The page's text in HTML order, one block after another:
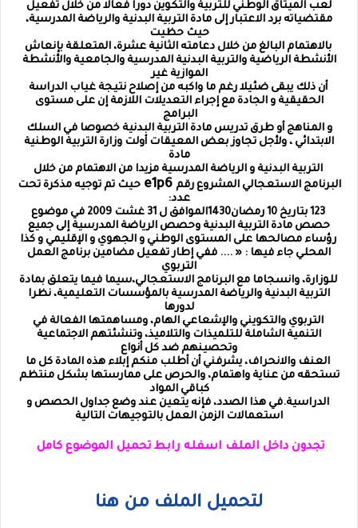
لعب الميثاق الوطني للتربية والتكوين دورا فعالا من خلال تفعيل
مقتضياته برد الاعتبار إلى مادة التربية البدنية والرياضة المدرسية،
حيث حظيت
بالاهتمام البالغ من خلال دعامته الثانية عشرة، المتعلقة بإنعاش
الأنشطة الرياضية والتربية البدنية المدرسية والجامعية والأنشطة
الموازية غير
أن ذلك يبقى ضئيلا رغم ما واكبه من إصلاح نتيجة غياب الدراسة
الحقيقية و الجادة مع إجراء التعديلات اللازمة إن على مستوى
البرامج
و المناهج أو طرق تدريس مادة التربية البدنية خصوصا في السلك
الابتدائي ، ولأجل تجاوز بعض المعيقات أولت وزارة التربية الوطنية
مادة
التربية البدنية و الرياضة المدرسية مزيدا من الاهتمام من خلال
البرنامج الاستعجالي المشروع رقم e1p6
حيث تم توجيه مذكرة تحت
عدد:
123 بتاريخ 10 رمضان1430الموافق ل 31 غشت 2009 في موضوع
حصص مادة التربية البدنية وحصص الرياضة المدرسية إلى جميع
رؤساء مصالحها على المستوى الوطني و الجهوي و الإقليمي و كذا
المحلي جاء فيها : « .... ففي إطار تفعيل مضامين برنامج العمل
التربوي
للوزارة، وانسجاما مع البرنامج الاستعجالي،سيما فيما يتعلق بمادة
التربية البدنية والرياضة المدرسية بالمؤسسات التعليمية، نظرا
لدورها
التربوي والتكويني والإشعاعي الهام، ومساهمتها الفعالة في
التنمية الشاملة للتلميذات والتلاميذ، وتنشئتهم الاجتماعية
وتحصينهم ضد كل أنواع
العنف والانحراف، يشرفني أن أطلب منكم إبلاء هذه المادة كل ما
تستحقه من عناية واهتمام، والحرص على ممارستها بشكل منتظم
كباقي المواد
الدراسية.في هذا الصدد، فإنه يتعين عند وضع جداول الحصص و
استعمالات الزمن العمل بالتوجيهات التالية
تجدون داخل الملف اسفله رابط تحميل الموضوع كامل
لتحميل الملف من هنا